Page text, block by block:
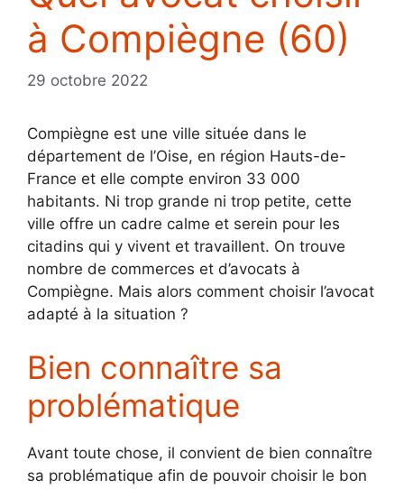
à Compiègne (60)
29 octobre 2022
Compiègne est une ville située dans le
département de l’Oise, en région Hauts-de-
France et elle compte environ 33 000
habitants. Ni trop grande ni trop petite, cette
ville offre un cadre calme et serein pour les
citadins qui y vivent et travaillent. On trouve
nombre de commerces et d’avocats à
Compiègne. Mais alors comment choisir l’avocat
adapté à la situation ?
Bien connaître sa
problématique
Avant toute chose, il convient de bien connaître
sa problématique afin de pouvoir choisir le bon